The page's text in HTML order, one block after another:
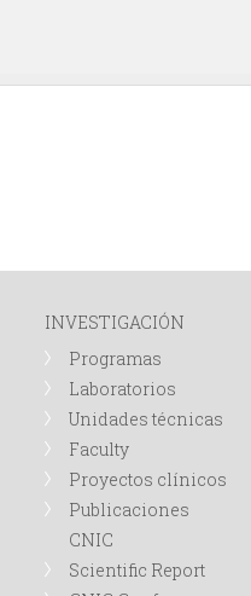
INVESTIGACIÓN
Programas
Laboratorios
Unidades técnicas
Faculty
Proyectos clínicos
Publicaciones
CNIC
Scientific Report